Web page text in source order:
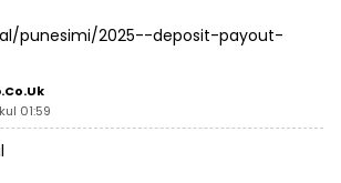
punesimi/2025-️-deposit-payout-
01:59